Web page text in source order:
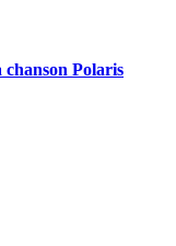
chanson Polaris